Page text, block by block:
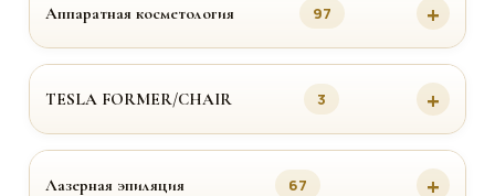
Аппаратная косметология 97
TESLA FORMER/CHAIR 3
Лазерная эпиляция 67